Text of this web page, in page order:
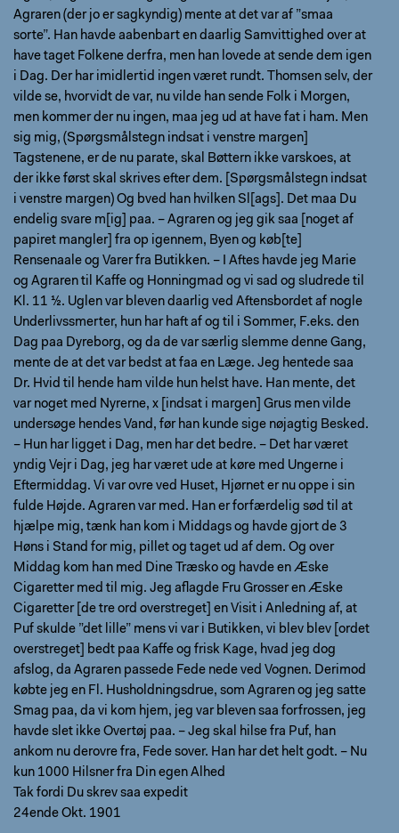
Agraren (der jo er sagkyndig) mente at det var af ”smaa
sorte”. Han havde aabenbart en daarlig Samvittighed over at
have taget Folkene derfra, men han lovede at sende dem igen
i Dag. Der har imidlertid ingen været rundt. Thomsen selv, der
vilde se, hvorvidt de var, nu vilde han sende Folk i Morgen,
men kommer der nu ingen, maa jeg ud at have fat i ham. Men
sig mig, (Spørgsmålstegn indsat i venstre margen]
Tagstenene, er de nu parate, skal Bøttern ikke varskoes, at
der ikke først skal skrives efter dem. [Spørgsmålstegn indsat
i venstre margen) Og bved han hvilken Sl[ags]. Det maa Du
endelig svare m[ig] paa. – Agraren og jeg gik saa [noget af
papiret mangler] fra op igennem, Byen og køb[te]
Rensenaale og Varer fra Butikken. – I Aftes havde jeg Marie
og Agraren til Kaffe og Honningmad og vi sad og sludrede til
Kl. 11 ½. Uglen var bleven daarlig ved Aftensbordet af nogle
Underlivssmerter, hun har haft af og til i Sommer, F.eks. den
Dag paa Dyreborg, og da de var særlig slemme denne Gang,
mente de at det var bedst at faa en Læge. Jeg hentede saa
Dr. Hvid til hende ham vilde hun helst have. Han mente, det
var noget med Nyrerne, x [indsat i margen] Grus men vilde
undersøge hendes Vand, før han kunde sige nøjagtig Besked.
– Hun har ligget i Dag, men har det bedre. – Det har været
yndig Vejr i Dag, jeg har været ude at køre med Ungerne i
Eftermiddag. Vi var ovre ved Huset, Hjørnet er nu oppe i sin
fulde Højde. Agraren var med. Han er forfærdelig sød til at
hjælpe mig, tænk han kom i Middags og havde gjort de 3
Høns i Stand for mig, pillet og taget ud af dem. Og over
Middag kom han med Dine Træsko og havde en Æske
Cigaretter med til mig. Jeg aflagde Fru Grosser en Æske
Cigaretter [de tre ord overstreget] en Visit i Anledning af, at
Puf skulde ”det lille” mens vi var i Butikken, vi blev blev [ordet
overstreget] bedt paa Kaffe og frisk Kage, hvad jeg dog
afslog, da Agraren passede Fede nede ved Vognen. Derimod
købte jeg en Fl. Husholdningsdrue, som Agraren og jeg satte
Smag paa, da vi kom hjem, jeg var bleven saa forfrossen, jeg
havde slet ikke Overtøj paa. – Jeg skal hilse fra Puf, han
ankom nu derovre fra, Fede sover. Han har det helt godt. – Nu
kun 1000 Hilsner fra Din egen Alhed
Tak fordi Du skrev saa expedit
24ende Okt. 1901